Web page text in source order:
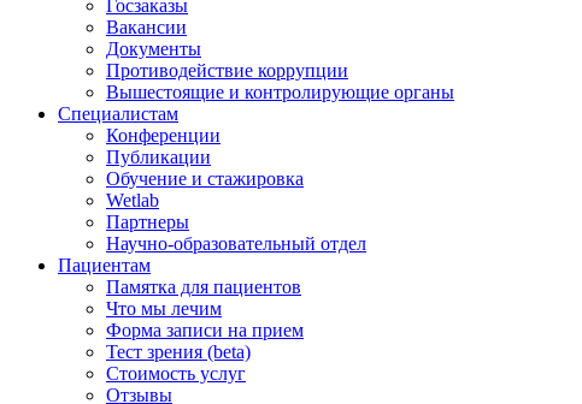
Госзаказы
Вакансии
Документы
Противодействие коррупции
Вышестоящие и контролирующие органы
Специалистам
Конференции
Публикации
Обучение и стажировка
Wetlab
Партнеры
Научно-образовательный отдел
Пациентам
Памятка для пациентов
Что мы лечим
Форма записи на прием
Тест зрения (beta)
Стоимость услуг
Отзывы